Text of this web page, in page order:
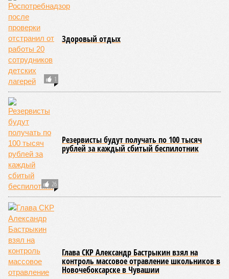
Параллельно с этим разработана полная разрядная сетка
по керешу, охватывающая все ступени от третьего
юношеского разряда до уровня кандидата в мастера
спорта. Такая структура призвана обеспечить системность
в подготовке юных атлетов и создать чёткие ориентиры
для последовательного повышения их квалификации.
Керешу представляет собой традиционное единоборство,
уходящее корнями в культуру чувашского народа. Схватка
проходит следующим образом: соперники располагаются
лицом друг к другу, при этом через пояс каждого из них
перекинуто специальное матерчатое полотенце;
удерживаясь за этот элемент экипировки, борцы вступают
в противоборство, основная задача которого заключается в
том, чтобы опрокинуть противника.
Современная версия чувашской национальной борьбы
была создана в 1990-х годах. С того периода дисциплина
переживает этап активного возрождения, сохраняя при
этом неразрывную связь с многовековыми народными
традициями.
В настоящее время керешу демонстрирует рост
популярности. В 2024 году в столице республики, городе
Чебоксары, на базе спортивной школы № 11 состоялось